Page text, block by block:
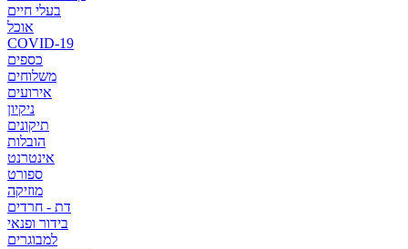
בעלי חיים
אוכל
COVID-19
כספים
משלוחים
אירועים
ניקיון
תיקונים
הובלות
אינטרנט
ספורט
מוזיקה
דת - חרדים
בידור ופנאי
למבוגרים